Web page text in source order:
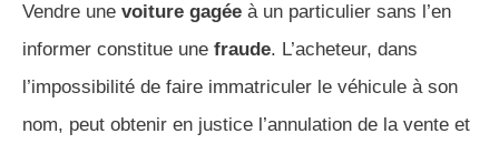
Vendre une voiture gagée à un particulier sans l’en
informer constitue une fraude. L’acheteur, dans
l’impossibilité de faire immatriculer le véhicule à son
nom, peut obtenir en justice l’annulation de la vente et